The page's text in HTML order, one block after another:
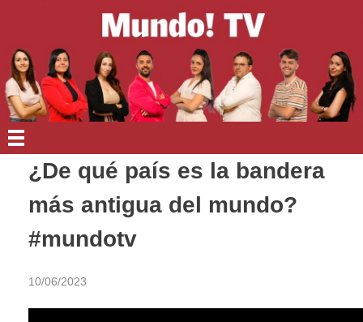
EN PORTADA
¿De qué país es la bandera
más antigua del mundo?
#mundotv
10/06/2023